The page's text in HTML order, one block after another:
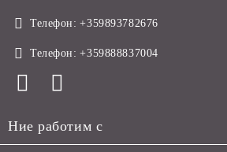
Телефон: +359893782676
Телефон: +359888837004
Ние работим с